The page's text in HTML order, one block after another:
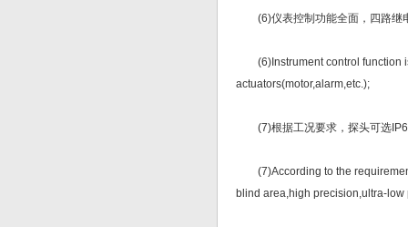
(6)仪表控制功能全面，四路继
(6)Instrument control function is
actuators(motor,alarm,etc.);
(7)根据工况要求，探头可选
(7)According to the
blind area,high precision,ultra-